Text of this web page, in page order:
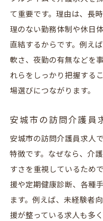
て重要です。理由は、長
理のない勤務体制や休日
直結するからです。例え
軟さ、夜勤の有無などを
れらをしっかり把握する
場選びにつながります。
安城市の訪問介護員
安城市の訪問介護員求人
特徴です。なぜなら、介
すさを重視しているため
援や定期健康診断、各種
ます。例えば、未経験者
援が整っている求人も多